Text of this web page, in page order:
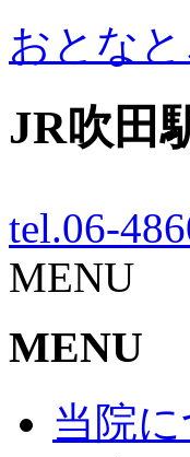
おとな
JR吹田
tel.06-
MENU
MENU
当院